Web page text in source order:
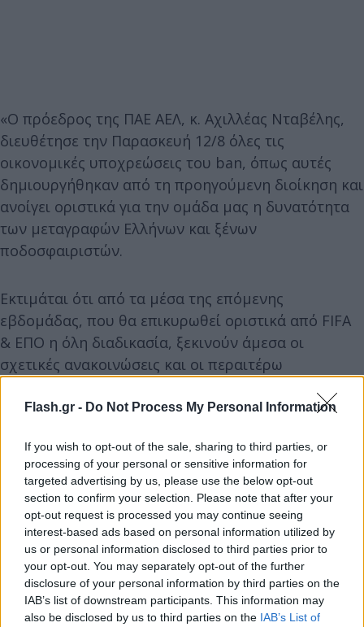
Flash.gr - Do Not Process My Personal Information
If you wish to opt-out of the sale, sharing to third parties, or
processing of your personal or sensitive information for
targeted advertising by us, please use the below opt-out
section to confirm your selection. Please note that after your
opt-out request is processed you may continue seeing
interest-based ads based on personal information utilized by
us or personal information disclosed to third parties prior to
your opt-out. You may separately opt-out of the further
disclosure of your personal information by third parties on the
IAB’s list of downstream participants. This information may
also be disclosed by us to third parties on the IAB’s List of
«Ο πρόεδρος της ΠΑΕ ΑΕΛ, κ. Αχιλλέας Νταβέλης,
διευθέτησε την Παρασκευή 12/8 όλες τις
οικονομικές υποχρεώσεις του ban, όπως αυτές
δημιουργήθηκαν από τη προηγούμενη διοίκηση και
ανοίγει οριστικά για την ομάδα μας η δυνατότητα
των μεταγραφών Ελλήνων και ξένων
ποδοσφαιριστών.
Εκτιμάται ότι από τα μέσα της επόμενης
εβδομάδας, που θα επικυρωθεί οριστικά από FIFA
& ΕΠΟ η όλη διαδικασία, ξεκινούν άμεσα οι
σχετικές ανακοινώσεις και οι περαιτέρω